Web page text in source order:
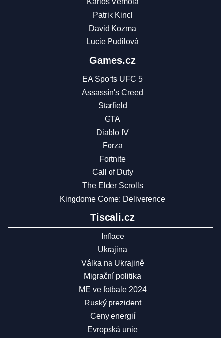
Karlos Vémola
Patrik Kincl
David Kozma
Lucie Pudilová
Games.cz
EA Sports UFC 5
Assassin's Creed
Starfield
GTA
Diablo IV
Forza
Fortnite
Call of Duty
The Elder Scrolls
Kingdome Come: Deliverence
Tiscali.cz
Inflace
Ukrajina
Válka na Ukrajině
Migrační politika
ME ve fotbale 2024
Ruský prezident
Ceny energií
Evropská unie